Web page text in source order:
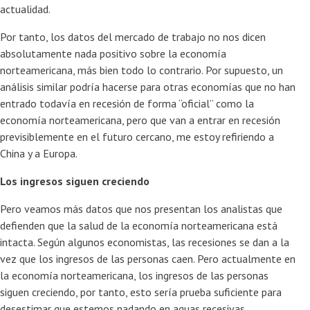
actualidad.
Por tanto, los datos del mercado de trabajo no nos dicen
absolutamente nada positivo sobre la economía
norteamericana, más bien todo lo contrario. Por supuesto, un
análisis similar podría hacerse para otras economías que no han
entrado todavía en recesión de forma “oficial” como la
economía norteamericana, pero que van a entrar en recesión
previsiblemente en el futuro cercano, me estoy refiriendo a
China y a Europa.
Los ingresos siguen creciendo
Pero veamos más datos que nos presentan los analistas que
defienden que la salud de la economía norteamericana está
intacta. Según algunos economistas, las recesiones se dan a la
vez que los ingresos de las personas caen. Pero actualmente en
la economía norteamericana, los ingresos de las personas
siguen creciendo, por tanto, esto sería prueba suficiente para